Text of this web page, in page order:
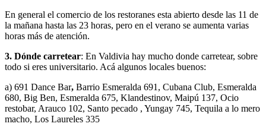
En general el comercio de los restoranes esta abierto desde las 11 de
la mañana hasta las 23 horas, pero en el verano se aumenta varias
horas más de atención.
3. Dónde carretear: En Valdivia hay mucho donde carretear, sobre
todo si eres universitario. Acá algunos locales buenos:
a) 691 Dance Bar, Barrio Esmeralda 691, Cubana Club, Esmeralda
680, Big Ben, Esmeralda 675, Klandestinov, Maipú 137, Ocio
restobar, Arauco 102, Santo pecado , Yungay 745, Tequila a lo mero
macho, Los Laureles 335